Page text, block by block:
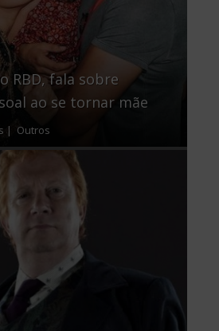
RBD, fala sobre
ao se tornar mãe
| Outros